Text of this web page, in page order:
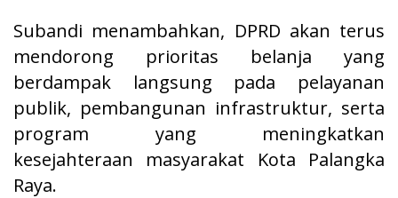
Subandi menambahkan, DPRD akan terus
mendorong prioritas belanja yang
berdampak langsung pada pelayanan
publik, pembangunan infrastruktur, serta
program yang meningkatkan
kesejahteraan masyarakat Kota Palangka
Raya.